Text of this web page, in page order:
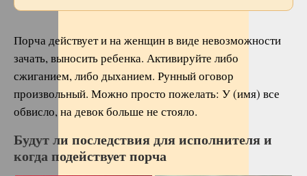
Порча действует и на женщин в виде невозможности
зачать, выносить ребенка. Активируйте либо
сжиганием, либо дыханием. Рунный оговор
произвольный. Можно просто пожелать: У (имя) все
обвисло, на девок больше не стояло.
Будут ли последствия для исполнителя и
когда подействует порча